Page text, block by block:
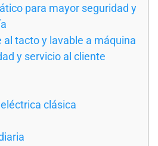
para mayor seguridad y
al tacto y lavable a máquina
y servicio al cliente
clásica